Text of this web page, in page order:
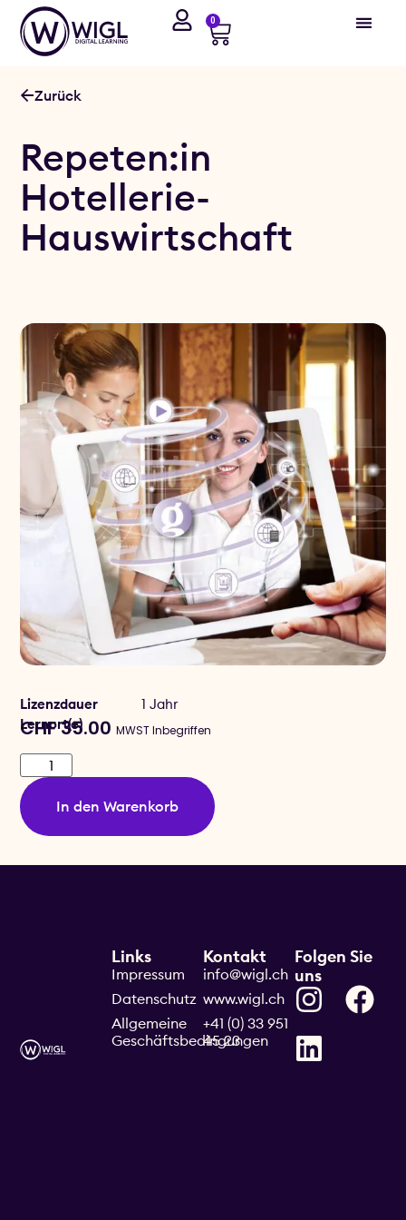
0
Zurück
Repeten:in
Hotellerie-
Hauswirtschaft
Lizenzdauer
1 Jahr
Lernort(e)
CHF35.00 MWST Inbegriffen
In den Warenkorb
Kontakt
info@wigl.ch
www.wigl.ch
+41 (0) 33 951
45 23
Links
Impressum
Datenschutz
Allgemeine
Geschäftsbedingungen
Folgen Sie
uns